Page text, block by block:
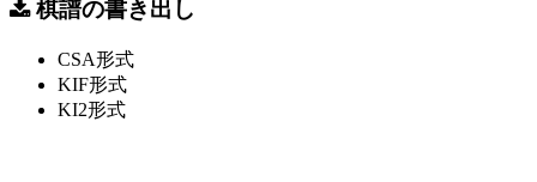
棋譜の書き出し
CSA形式
KIF形式
KI2形式